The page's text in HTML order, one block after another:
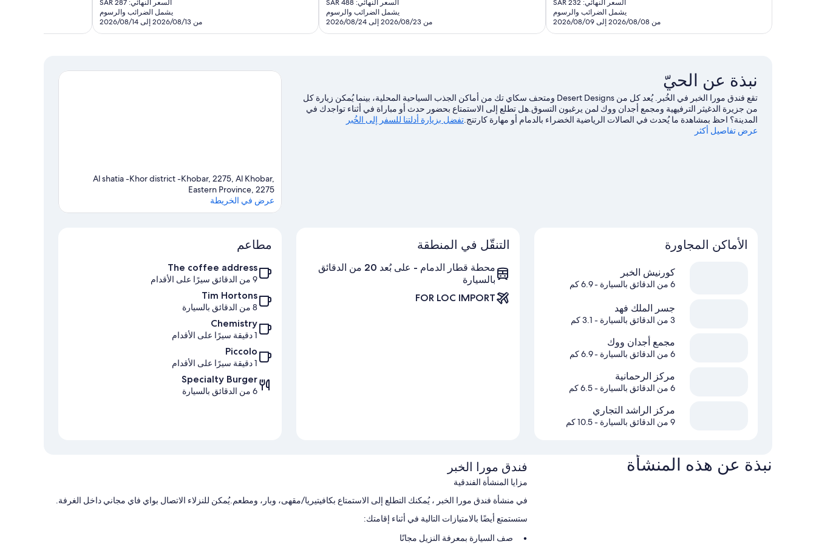
هو
SAR
192
السعر النهائي: SAR 232
يشمل الضرائب والرسوم
من 2026/08/08 إلى 2026/08/09
هو
SAR
404
السعر النهائي: SAR 488
يشمل الضرائب والرسوم
من 2026/08/23 إلى 2026/08/24
هو
SAR
238
السعر النهائي: SAR 287
يشمل الضرائب والرسوم
من 2026/08/13 إلى 2026/08/14
نبذة عن الحيّ
تقع فندق مورا الخبر في الخُبر. يُعد كل من Desert Designs ومتحف سكاي تك من أماكن الجذب السياحية المحلية، بينما يُمكن زيارة كل
من جزيرة الدغيثر الترفيهية ومجمع أجدان ووك لمن يرغبون التسوق.هل تطلع إلى الاستمتاع بحضور حدث أو مباراة في أثناء تواجدك في
المدينة؟ احظ بمشاهدة ما يُحدث في الصالات الرياضية الخضراء بالدمام أو مهارة كارتنج.تفضل بزيارة أدلتنا للسفر إلى الخُبر
عرض تفاصيل أكثر
Al shatia -Khor district -Khobar, 2275, Al Khobar,
Eastern Province, 2275
عرض في الخريطة
الأماكن المجاورة
كورنيش الخبر
6 من الدقائق بالسيارة - 6.9 كم
جسر الملك فهد
3 من الدقائق بالسيارة - 3.1 كم
مجمع أجدان ووك
6 من الدقائق بالسيارة - 6.9 كم
مركز الرحمانية
6 من الدقائق بالسيارة - 6.5 كم
مركز الراشد التجاري
9 من الدقائق بالسيارة - 10.5 كم
التنقّل في المنطقة
محطة قطار الدمام - على بُعد 20 من الدقائق
بالسيارة
FOR LOC IMPORT
مطاعم
The coffee address
9 من الدقائق سيرًا على الأقدام
Tim Hortons
8 من الدقائق بالسيارة
Chemistry
1 دقيقة سيرًا على الأقدام
Piccolo
1 دقيقة سيرًا على الأقدام
Specialty Burger
6 من الدقائق بالسيارة
نبذة عن هذه المنشأة فندق مورا الخبر
مزايا المنشأة الفندقية
في منشأة فندق مورا الخبر ، يُمكنك التطلع إلى الاستمتاع بكافيتيريا/مقهى، وبار، ومطعم.يُمكن للنزلاء الاتصال بواي فاي مجاني داخل الغرفة.
ستستمتع أيضًا بالامتيازات التالية في أثناء إقامتك:
صف السيارة بمعرفة النزيل مجانًا